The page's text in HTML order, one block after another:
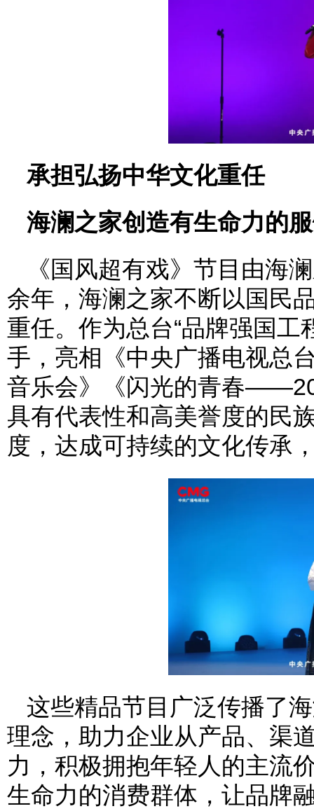
承担弘扬中华文化重任
海澜之家创造有生命力的
《国风超有戏》节目由海
余年，海澜之家不断以国民
重任。作为总台“品牌强国工
手，亮相《中央广播电视总
音乐会》《闪光的青春
具有代表性和高美誉度的民
度，达成可持续的文化传承
这些精品节目广泛传播了
理念，助力企业从产品、渠
力，积极拥抱年轻人的主流
生命力的消费群体，让品牌